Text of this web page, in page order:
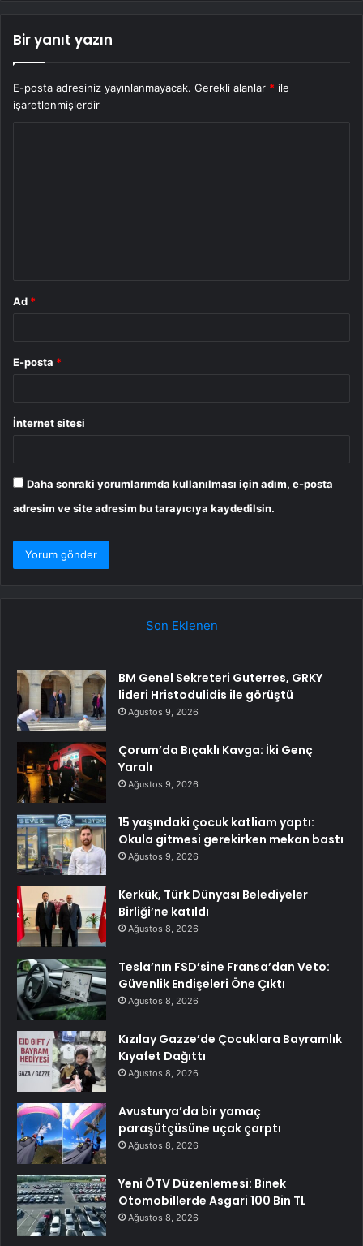
Bir yanıt yazın
E-posta adresiniz yayınlanmayacak. Gerekli alanlar * ile
işaretlenmişlerdir
Ad *
E-posta *
İnternet sitesi
Daha sonraki yorumlarımda kullanılması için adım, e-posta
adresim ve site adresim bu tarayıcıya kaydedilsin.
Son Eklenen
BM Genel Sekreteri Guterres, GRKY
lideri Hristodulidis ile görüştü
Ağustos 9, 2026
Çorum’da Bıçaklı Kavga: İki Genç
Yaralı
Ağustos 9, 2026
15 yaşındaki çocuk katliam yaptı:
Okula gitmesi gerekirken mekan bastı
Ağustos 9, 2026
Kerkük, Türk Dünyası Belediyeler
Birliği’ne katıldı
Ağustos 8, 2026
Tesla’nın FSD’sine Fransa’dan Veto:
Güvenlik Endişeleri Öne Çıktı
Ağustos 8, 2026
Kızılay Gazze’de Çocuklara Bayramlık
Kıyafet Dağıttı
Ağustos 8, 2026
Avusturya’da bir yamaç
paraşütçüsüne uçak çarptı
Ağustos 8, 2026
Yeni ÖTV Düzenlemesi: Binek
Otomobillerde Asgari 100 Bin TL
Ağustos 8, 2026